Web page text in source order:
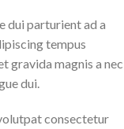
dui parturient ad a
tempus
gravida magnis a nec
dui.
consectetur